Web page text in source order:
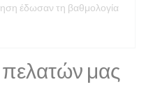
πελατών μας
έδωσαν τη βαθμολογία